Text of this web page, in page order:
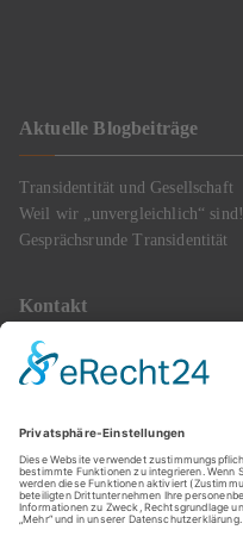
Aktuelle Blogbeiträge
Transidentität und Gesellschaft
Weil wir „unvergleichlich“ sind!
Gesprächsrunde Transidentität
Kontakt
Mobil: 0172 2836620
Termine gerne nach Verabredung